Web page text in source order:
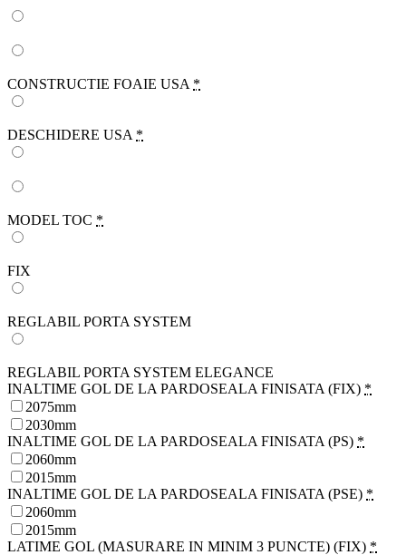
CONSTRUCTIE FOAIE USA *
DESCHIDERE USA *
MODEL TOC *
FIX
REGLABIL PORTA SYSTEM
REGLABIL PORTA SYSTEM ELEGANCE
INALTIME GOL DE LA PARDOSEALA FINISATA (FIX) *
2075mm
2030mm
INALTIME GOL DE LA PARDOSEALA FINISATA (PS) *
2060mm
2015mm
INALTIME GOL DE LA PARDOSEALA FINISATA (PSE) *
2060mm
2015mm
LATIME GOL (MASURARE IN MINIM 3 PUNCTE) (FIX) *